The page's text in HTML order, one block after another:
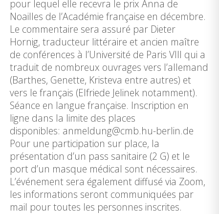
pour lequel elle recevra le prix Anna de
Noailles de l’Académie française en décembre.
Le commentaire sera assuré par Dieter
Hornig, traducteur littéraire et ancien maître
de conférences à l’Université de Paris VIII qui a
traduit de nombreux ouvrages vers l’allemand
(Barthes, Genette, Kristeva entre autres) et
vers le français (Elfriede Jelinek notamment).
Séance en langue française. Inscription en
ligne dans la limite des places
disponibles: anmeldung@cmb.hu-berlin.de
Pour une participation sur place, la
présentation d’un pass sanitaire (2 G) et le
port d’un masque médical sont nécessaires.
L’événement sera également diffusé via Zoom,
les informations seront communiquées par
mail pour toutes les personnes inscrites.